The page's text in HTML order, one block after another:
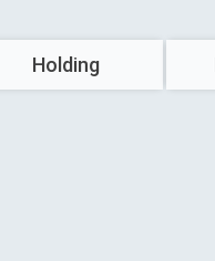
Holding